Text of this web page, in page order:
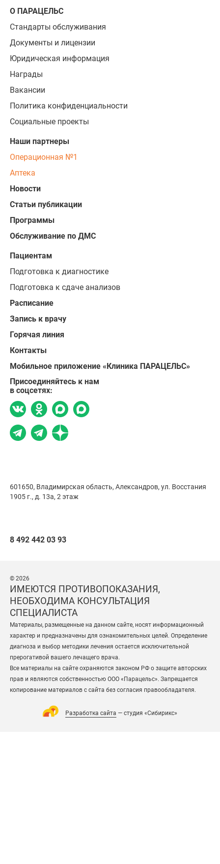
О ПАРАЦЕЛЬС
Стандарты обслуживания
Документы и лицензии
Юридическая информация
Награды
Вакансии
Политика конфиденциальности
Социальные проекты
Наши партнеры
Операционная №1
Аптека
Новости
Статьи публикации
Программы
Обслуживание по ДМС
Пациентам
Подготовка к диагностике
Подготовка к сдаче анализов
Расписание
Запись к врачу
Горячая линия
Контакты
Мобильное приложение «Клиника ПАРАЦЕЛЬС»
Присоединяйтесь к нам
в соцсетях:
601650, Владимирская область, Александров, ул. Восстания
1905 г., д. 13а, 2 этаж
8 492 442 03 93
© 2026
ИМЕЮТСЯ ПРОТИВОПОКАЗАНИЯ,
НЕОБХОДИМА КОНСУЛЬТАЦИЯ
СПЕЦИАЛИСТА
Материалы, размещенные на данном сайте, носят информационный
характер и предназначены для ознакомительных целей. Определение
диагноза и выбор методики лечения остается исключительной
прерогативой вашего лечащего врача.
Все материалы на сайте охраняются законом РФ о защите авторских
прав и являются собственностью ООО «Парацельс». Запрещается
копирование материалов с сайта без согласия правообладателя.
Разработка сайта — студия «Сибирикс»